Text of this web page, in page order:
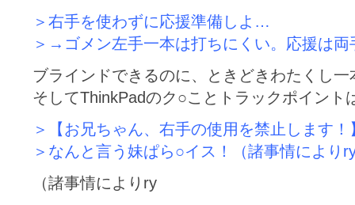
＞右手を使わずに応援準備しよ…
＞→ゴメン左手一本は打ちにくい。応援は両
ブラインドできるのに、ときどきわたくし
そしてThinkPadのク○ことトラックポイント
＞【お兄ちゃん、右手の使用を禁止します！
＞なんと言う妹ぱら○イス！（諸事情により
（諸事情によりry